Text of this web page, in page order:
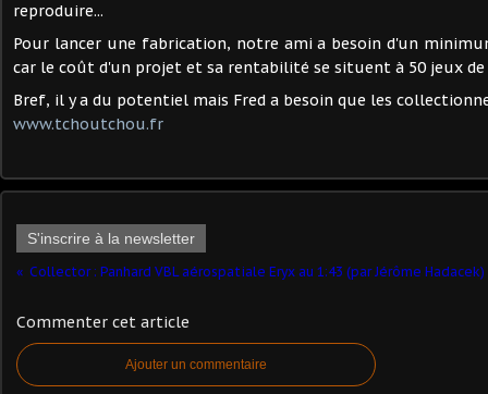
reproduire...
Pour lancer une fabrication, notre ami a besoin d'un
car le coût d'un projet et sa rentabilité se situent à 50 jeux de
Bref, il y a du potentiel mais Fred a besoin que les
www.tchoutchou.fr
S'inscrire à la newsletter
Collector : Panhard VBL aérospatiale Eryx au 1:43 (par Jérôme Hadacek)
Commenter cet article
Ajouter un commentaire